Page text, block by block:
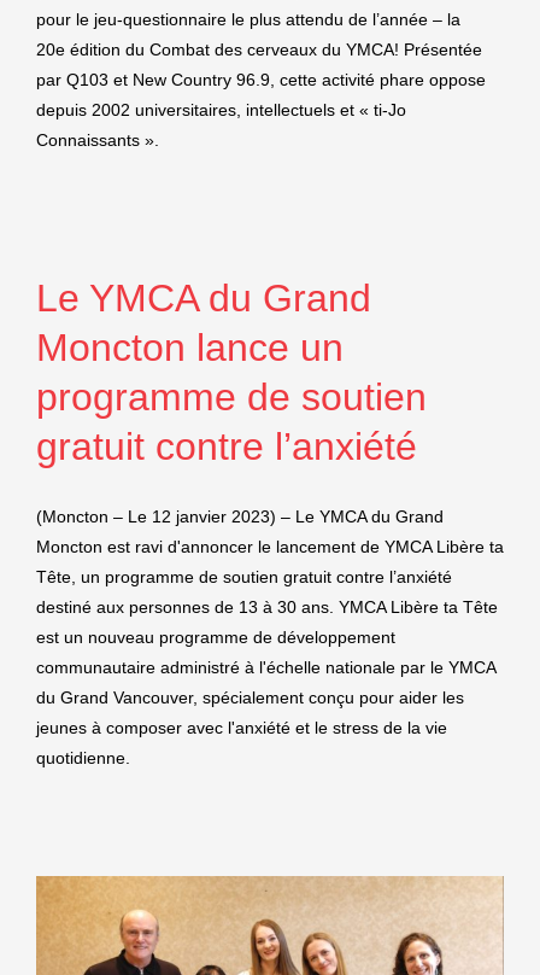
pour le jeu-questionnaire le plus attendu de l’année – la
20e édition du Combat des cerveaux du YMCA! Présentée
par Q103 et New Country 96.9, cette activité phare oppose
depuis 2002 universitaires, intellectuels et « ti-Jo
Connaissants ».
Le YMCA du Grand
Moncton lance un
programme de soutien
gratuit contre l’anxiété
(Moncton – Le 12 janvier 2023) – Le YMCA du Grand
Moncton est ravi d'annoncer le lancement de YMCA Libère ta
Tête, un programme de soutien gratuit contre l’anxiété
destiné aux personnes de 13 à 30 ans. YMCA Libère ta Tête
est un nouveau programme de développement
communautaire administré à l'échelle nationale par le YMCA
du Grand Vancouver, spécialement conçu pour aider les
jeunes à composer avec l'anxiété et le stress de la vie
quotidienne.